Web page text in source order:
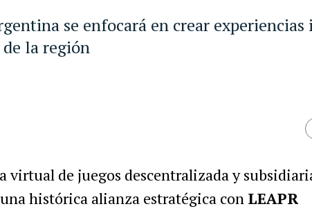
se enfocará en crear experiencias
la región
virtual de juegos descentralizada y
histórica alianza estratégica con LEAPR